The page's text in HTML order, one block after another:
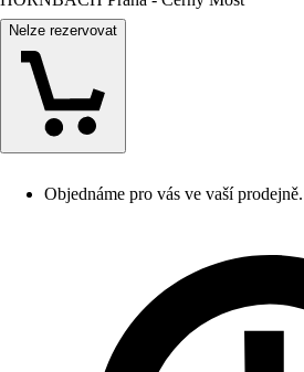
Nelze rezervovat
Objednáme pro vás ve vaší prodejně.